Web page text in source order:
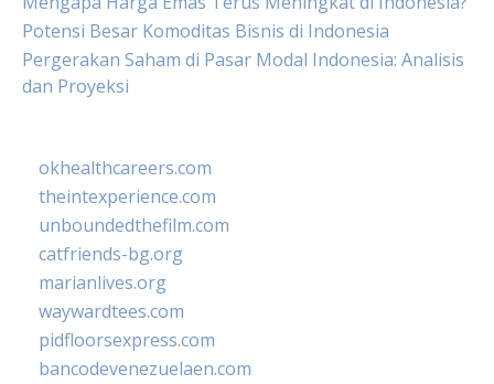
Potensi Besar Komoditas Bisnis di Indonesia
Pergerakan Saham di Pasar Modal Indonesia: Analisis
dan Proyeksi
okhealthcareers.com
theintexperience.com
unboundedthefilm.com
catfriends-bg.org
marianlives.org
waywardtees.com
pidfloorsexpress.com
bancodevenezuelaen.com